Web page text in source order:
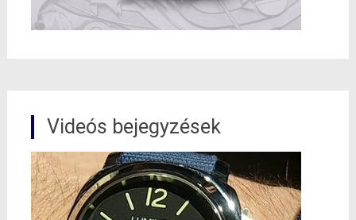
Videós bejegyzések